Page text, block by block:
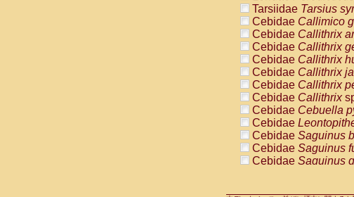
Cercopithecidae
Cercopithecidae
Cercopithecidae
Cercopithecidae
Cercopithecidae
Cercopithecidae
Cercopithecidae
Cercopithecidae
Cercopithecidae
Cercopithecidae
Cercopithecidae
Cercopithecidae
Cercopithecidae
Cercopithecidae
Cercopithecidae
Tarsiidae Tarsius
Cebidae Callimico
Cebidae Callithrix
Cebidae Callithrix
Cebidae Callithrix
Cebidae Callithrix
Cebidae Callithrix
Cebidae Callithrix
Cebidae Cebuella
Cebidae
Cebidae Saguinus
Cebidae Saguinus
Cebidae Saguinus